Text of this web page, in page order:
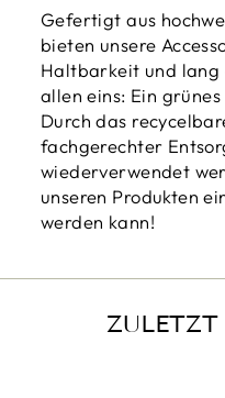
Gefertigt aus
bieten unsere
Haltbarkeit und lang
allen eins: Ein grünes
Durch das
fachgerechter
wiederverwendet
unseren Produkten
werden kann!